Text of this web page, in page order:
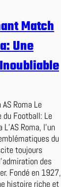
Match
Une
Roma Le
du Football: Le
Roma, l’un
du
toujours
des
Fondé en 1927,
histoire riche et